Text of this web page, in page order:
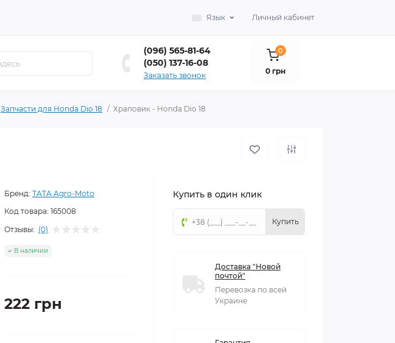
Язык Личный кабинет
(096) 565-81-64
(050) 137-16-08
Заказать звонок
0
0 грн
Запчасти для Honda Dio 18 Храповик - Honda Dio 18
Бренд: TATA Agro-Moto
Код товара: 165008
Отзывы: (0)
В наличии
222 грн
Купить в один клик
Купить
Доставка "Новой
почтой"
Перевозка по всей
Украине